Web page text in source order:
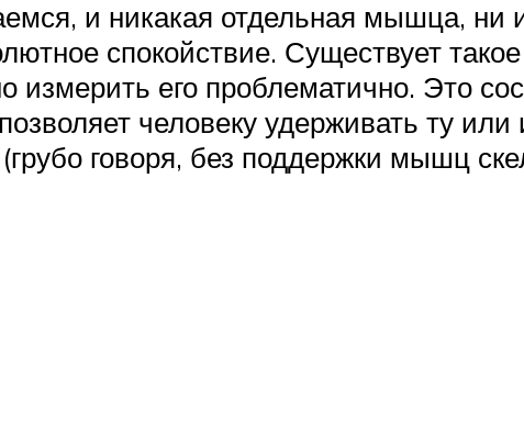
и никакая отдельная мышца, ни
спокойствие. Существует
измерить его проблематично. Это
человеку удерживать ту или
говоря, без поддержки мышц